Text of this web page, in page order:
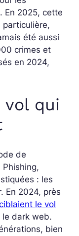
En 2025, cette
particulière,
été aussi
crimes et
en 2024,
vol qui
de
: les
En 2024, près
le vol
le dark web.
bien